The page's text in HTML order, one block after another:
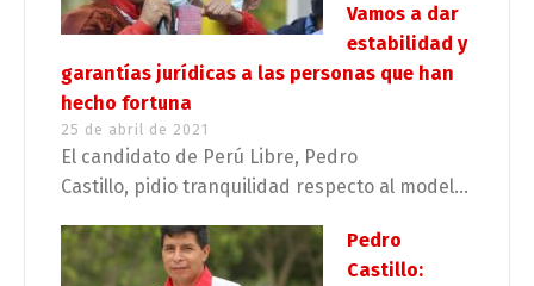
Vamos a dar
estabilidad y
garantías jurídicas a las personas que han
hecho fortuna
25 de abril de 2021
El candidato de Perú Libre, Pedro
Castillo, pidio tranquilidad respecto al model...
Pedro
Castillo: